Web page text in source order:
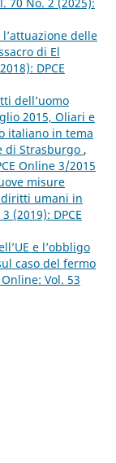
70 No. 2 (2025):
delle
di El
DPCE
dell’uomo
2015, Oliari e
italiano in tema
di Strasburgo ,
Online 3/2015
misure
umani in
(2019): DPCE
e l’obbligo
caso del fermo
Online: Vol. 53